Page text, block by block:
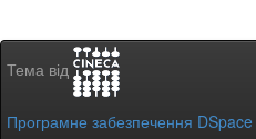
Тема від
Програмне забезпечення DSpace